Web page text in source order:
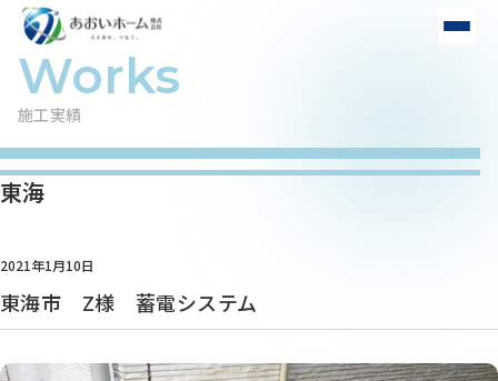
施工実績
東海
2021年1月10日
東海市 Z様 蓄電システム